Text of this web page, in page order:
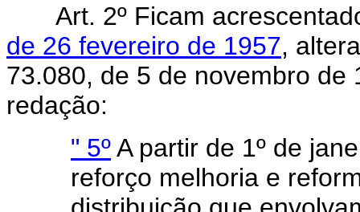
Art. 2º Ficam
de 26 fevereiro de 1957,
73.080, de 5 de novembro de
redação:
" 5ºA partir de 1º de
reforço melhoria e